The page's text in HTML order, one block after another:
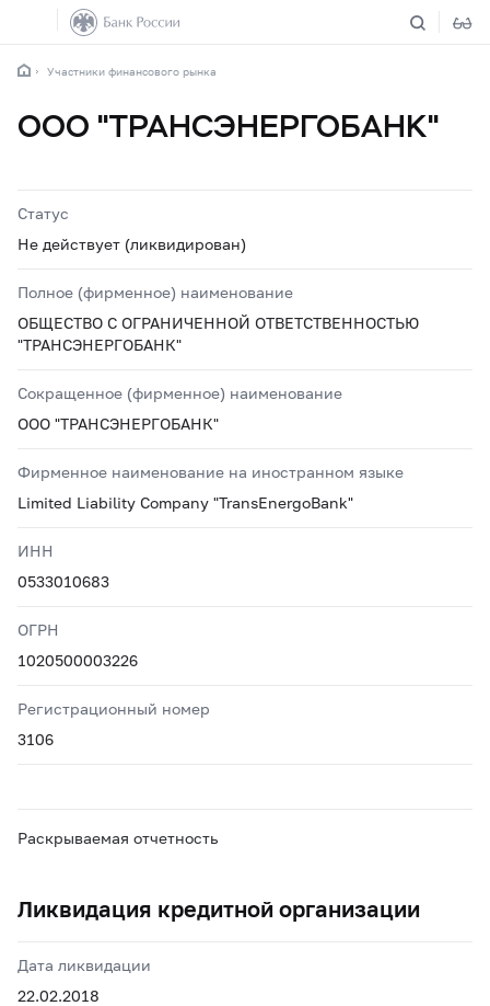
Участники финансового рынка
ООО "ТРАНСЭНЕРГОБАНК"
Статус
Не действует (ликвидирован)
Полное (фирменное) наименование
ОБЩЕСТВО С ОГРАНИЧЕННОЙ ОТВЕТСТВЕННОСТЬЮ
"ТРАНСЭНЕРГОБАНК"
Сокращенное (фирменное) наименование
ООО "ТРАНСЭНЕРГОБАНК"
Фирменное наименование на иностранном языке
Limited Liability Company "TransEnergoBank"
ИНН
0533010683
ОГРН
1020500003226
Регистрационный номер
3106
Раскрываемая отчетность
Ликвидация кредитной организации
Дата ликвидации
22.02.2018